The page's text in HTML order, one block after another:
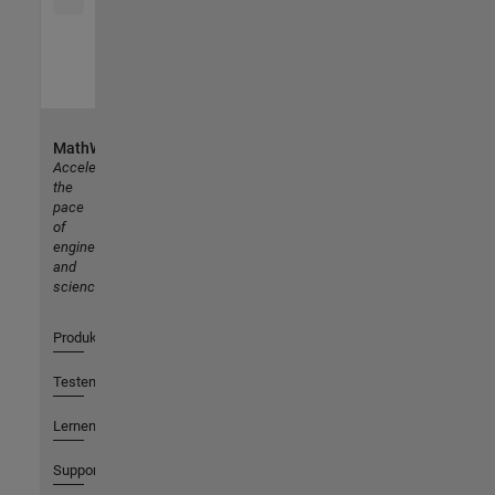
MathWorks
Accelerating
the
pace
of
engineering
and
science
Produkte
Testen oder Kaufen
Lernen
Support